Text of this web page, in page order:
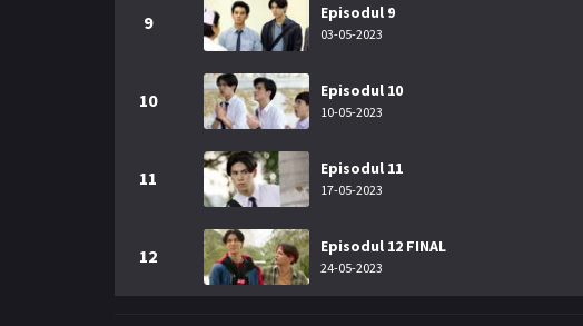
9 Episodul 9
03-05-2023
10 Episodul 10
10-05-2023
11 Episodul 11
17-05-2023
12 Episodul 12 FINAL
24-05-2023